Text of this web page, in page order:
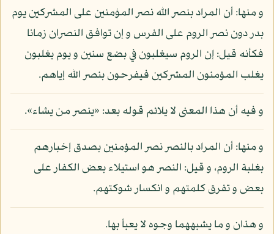
و منها: أن المراد بنصر الله نصر المؤمنين على المشركين يوم
بدر دون نصر الروم على الفرس و إن توافق النصران زمانا
فكأنه قيل: إن الروم سيغلبون في بضع سنين و يوم يغلبون
يغلب المؤمنون المشركين فيفرحون بنصر الله إياهم.
و فيه أن هذا المعنى لا يلائم قوله بعد: «ينصر من يشاء».
و منها: أن المراد بالنصر نصر المؤمنين بصدق إخبارهم
بغلبة الروم، و قيل: النصر هو استيلاء بعض الكفار على
بعض و تفرق كلمتهم و انكسار شوكتهم.
و هذان و ما يشبههما وجوه لا يعبأ بها.